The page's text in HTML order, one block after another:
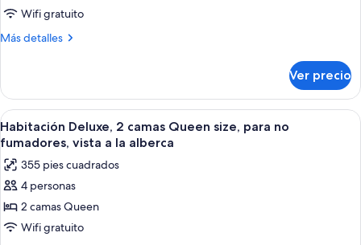
Deluxe,
1
size,
para
no
fumadores,
vista
a
la
alberca
Wifi gratuito
Más detalles
Más
Deluxe,
cama
King
para
no
fumadores,
vista
a
Ver precio
Abrir
todas
las
fotos
de
Habitación
Deluxe,
Habitación de hotel con dos camas,
9
Habitación Deluxe, 2 camas Queen size, para no
fumadores, vista a la alberca
355 pies cuadrados
4 personas
2 camas Queen
Wifi gratuito